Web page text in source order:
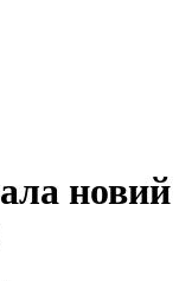
новий